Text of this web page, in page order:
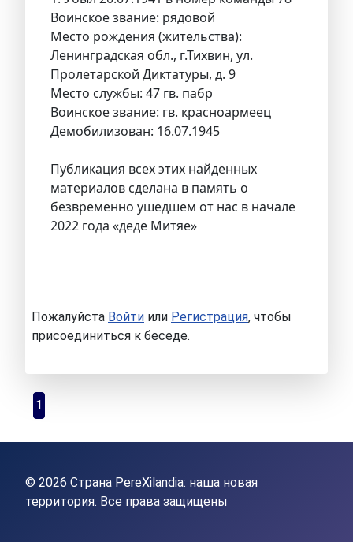
Воинское звание: рядовой
Место рождения (жительства):
Ленинградская обл., г.Тихвин, ул.
Пролетарской Диктатуры, д. 9
Место службы: 47 гв. пабр
Воинское звание: гв. красноармеец
Демобилизован: 16.07.1945
Публикация всех этих найденных
материалов сделана в память о
безвременно ушедшем от нас в начале
2022 года «деде Митяе»
Пожалуйста Войти или Регистрация, чтобы
присоединиться к беседе.
1
© 2026 Страна PereXilandia: наша новая
территория. Все права защищены